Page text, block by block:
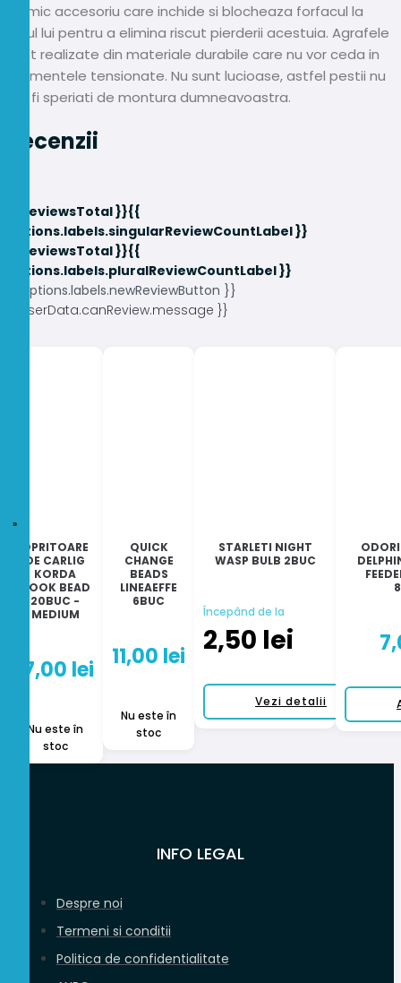
un mic accesoriu care inchide si blocheaza forfacul la
locul lui pentru a elimina riscut pierderii acestuia. Agrafele
sunt realizate din materiale durabile care nu vor ceda in
momentele tensionate. Nu sunt lucioase, astfel pestii nu
vor fi speriati de montura dumneavoastra.
Recenzii
{{ reviewsTotal }}{{
options.labels.singularReviewCountLabel }}
{{ reviewsTotal }}{{
options.labels.pluralReviewCountLabel }}
{{ options.labels.newReviewButton }}
{{ userData.canReview.message }}
OPRITOARE
DE CARLIG
KORDA
HOOK BEAD
20BUC -
MEDIUM
17,00 lei
Nu este în
stoc
QUICK
CHANGE
BEADS
LINEAEFFE
6BUC
11,00 lei
Nu este în
stoc
STARLETI NIGHT
WASP BULB 2BUC
Începând de la
2,50 lei
Vezi detalii
are
INFO LEGAL
Despre noi
Termeni si conditii
Politica de confidentialitate